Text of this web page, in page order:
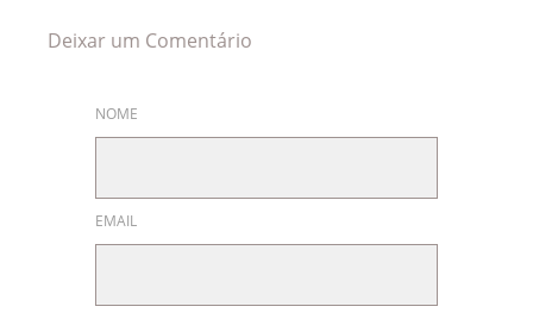
Deixar um Comentário
NOME
EMAIL